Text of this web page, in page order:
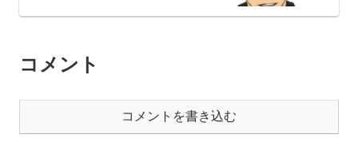
コメント
コメントを書き込む